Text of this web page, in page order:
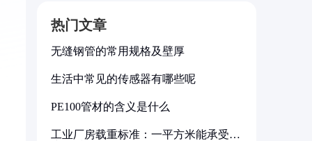
热门文章
无缝钢管的常用规格及壁厚
生活中常见的传感器有哪些呢
PE100管材的含义是什么
工业厂房载重标准：一平方米能承受多